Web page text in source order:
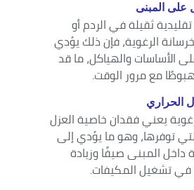
على المبنى
ثقيلة في الردم أو
الرغوية، فإن ذلك يؤدي
الأساسات والهياكل، ما قد
مع مرور الوقت.
الحراري
يعني فقدان خاصية العزل
توفرها، وهو ما يؤدي إلى
داخل المبنى صيفًا وزيادة
في تشغيل المكيفات.